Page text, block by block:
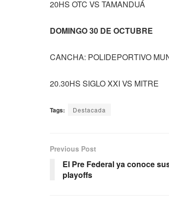
20HS OTC VS TAMANDUÁ
DOMINGO 30 DE OCTUBRE
CANCHA: POLIDEPORTIVO
20.30HS SIGLO XXI VS MITRE
Tags: Destacada
Previous Post
El Pre Federal ya conoce
playoffs